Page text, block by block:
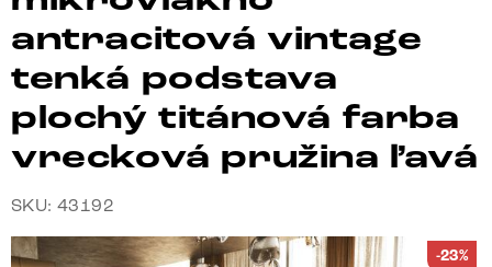
antracitová vintage
tenká podstava
plochý titánová farba
vrecková pružina ľavá
SKU: 43192
-23%